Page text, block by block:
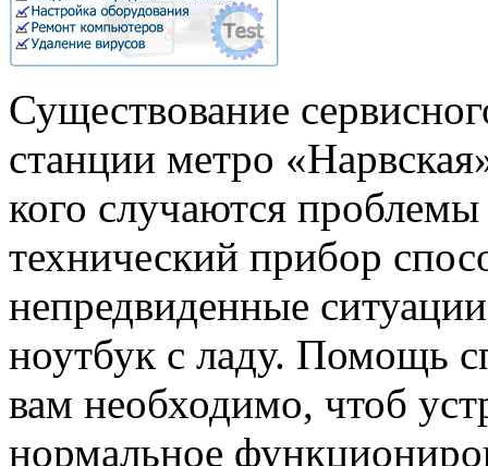
Существование
станции метро
кого случаются
технический прибор
непредвиденные
ноутбук с ладу. Помощь
вам необходимо, чтоб
нормальное